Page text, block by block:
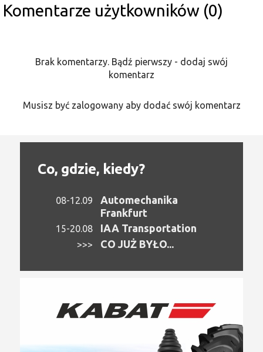
Komentarze użytkowników (0)
Brak komentarzy. Bądź pierwszy - dodaj swój
komentarz
Musisz być zalogowany aby dodać swój komentarz
Co, gdzie, kiedy?
08-12.09
Automechanika
Frankfurt
15-20.08 IAA Transportation
>>> CO JUŻ BYŁO...